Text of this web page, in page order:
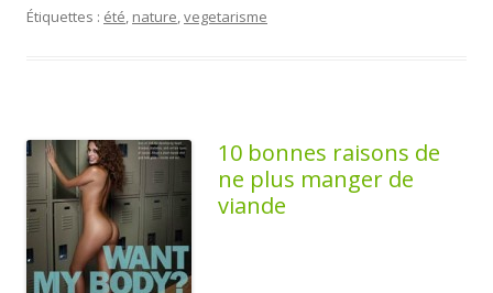
Étiquettes : été, nature,vegetarisme
10 bonnes raisons de
ne plus manger de
viande